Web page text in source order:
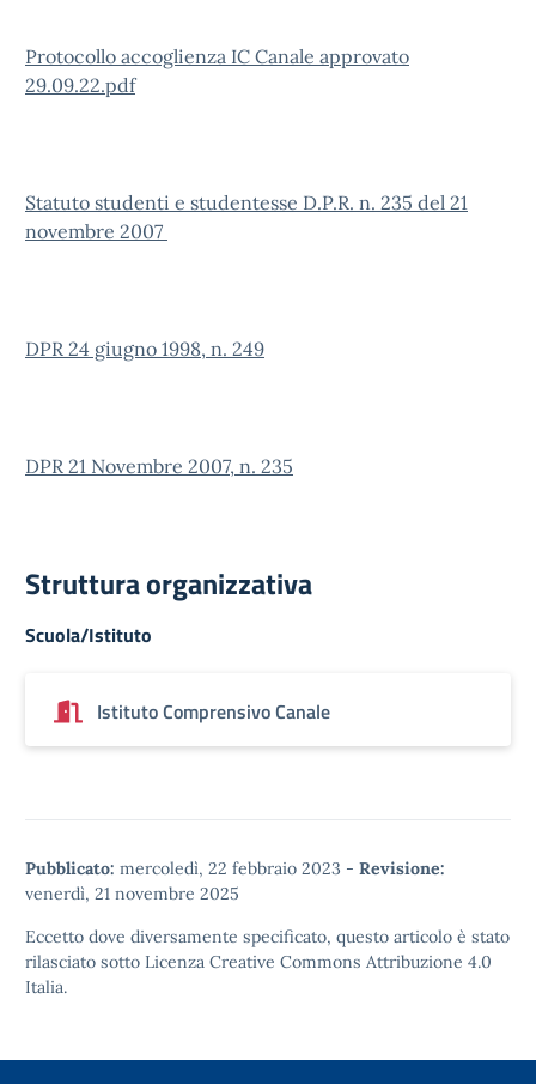
Protocollo accoglienza IC Canale approvato
29.09.22.pdf
Statuto studenti e studentesse D.P.R. n. 235 del 21
novembre 2007
DPR 24 giugno 1998, n. 249
DPR 21 Novembre 2007, n. 235
Struttura organizzativa
Scuola/Istituto
Istituto Comprensivo Canale
Pubblicato: mercoledì, 22 febbraio 2023 - Revisione:
venerdì, 21 novembre 2025
Eccetto dove diversamente specificato, questo articolo è stato
rilasciato sotto Licenza Creative Commons Attribuzione 4.0
Italia.